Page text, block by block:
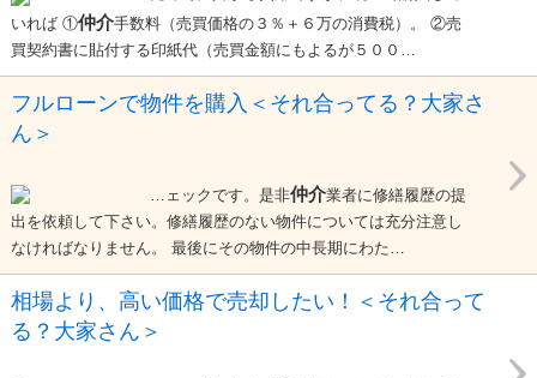
いれば ①仲介手数料（売買価格の３％＋６万の消費税）。 ②売
買契約書に貼付する印紙代（売買金額にもよるが５００…
フルローンで物件を購入＜それ合ってる？大家さ
ん＞
…ェックです。是非仲介業者に修繕履歴の提
出を依頼して下さい。修繕履歴のない物件については充分注意し
なければなりません。 最後にその物件の中長期にわた…
相場より、高い価格で売却したい！＜それ合って
る？大家さん＞